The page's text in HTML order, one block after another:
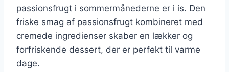
passionsfrugt i sommermånederne er i is. Den
friske smag af passionsfrugt kombineret med
cremede ingredienser skaber en lækker og
forfriskende dessert, der er perfekt til varme
dage.